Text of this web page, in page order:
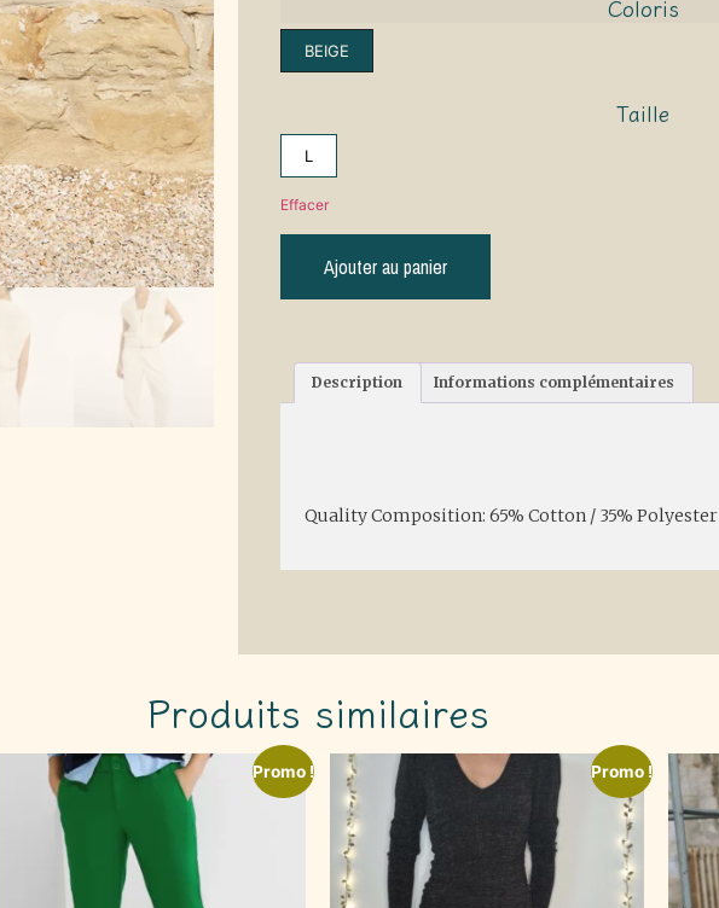
Coloris
BEIGE
Taille
L
Effacer
Ajouter au panier
Description Informations complémentaires
Quality Composition: 65% Cotton / 35% Polyester
Produits similaires
Promo ! Promo !